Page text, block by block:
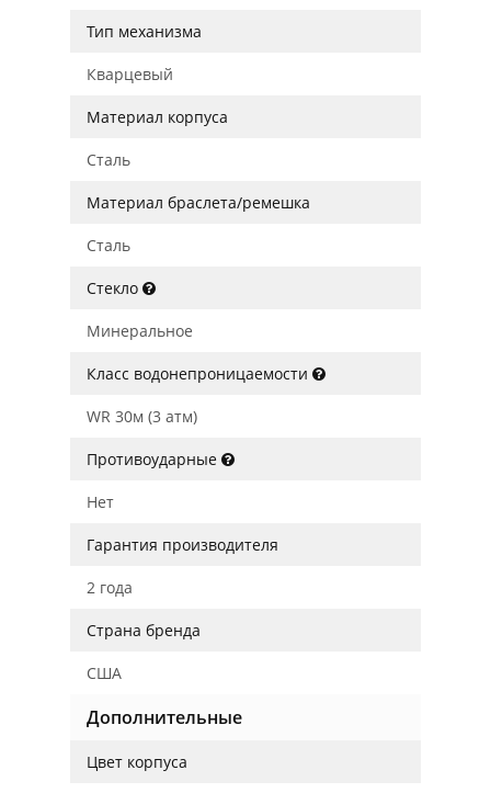
Тип механизма
Кварцевый
Материал корпуса
Сталь
Материал браслета/ремешка
Сталь
Стекло
Минеральное
Класс водонепроницаемости
WR 30м (3 атм)
Противоударные
Нет
Гарантия производителя
2 года
Страна бренда
США
Дополнительные
Цвет корпуса